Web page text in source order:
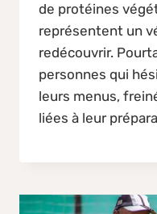
de protéines
représentent un
redécouvrir.
personnes qui
leurs menus,
liées à leur